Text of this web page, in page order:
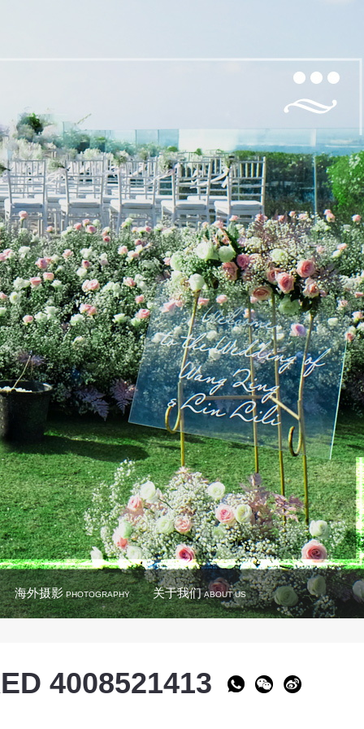
海外摄影PHOTOGRAPHY 关于我们ABOUT US
4008521413